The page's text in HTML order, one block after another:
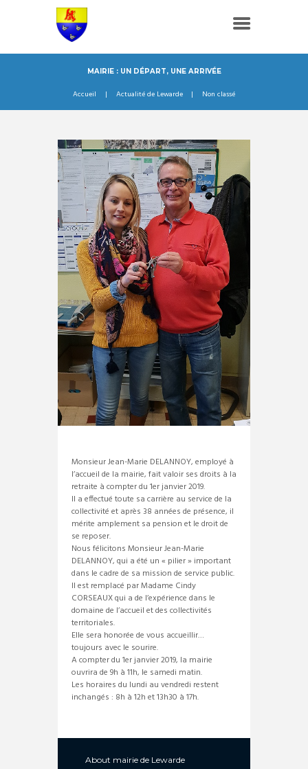
MAIRIE : UN DÉPART, UNE ARRIVÉE
Accueil Actualité de Lewarde Non classé
Monsieur Jean-Marie DELANNOY, employé à
l’accueil de la mairie, fait valoir ses droits à la
retraite à compter du 1er janvier 2019.
Il a effectué toute sa carrière au service de la
collectivité et après 38 années de présence, il
mérite amplement sa pension et le droit de
se reposer.
Nous félicitons Monsieur Jean-Marie
DELANNOY, qui a été un « pilier » important
dans le cadre de sa mission de service public.
Il est remplacé par Madame Cindy
CORSEAUX qui a de l’expérience dans le
domaine de l’accueil et des collectivités
territoriales.
Elle sera honorée de vous accueillir…
toujours avec le sourire.
A compter du 1er janvier 2019, la mairie
ouvrira de 9h à 11h, le samedi matin.
Les horaires du lundi au vendredi restent
inchangés : 8h à 12h et 13h30 à 17h.
About mairie de Lewarde